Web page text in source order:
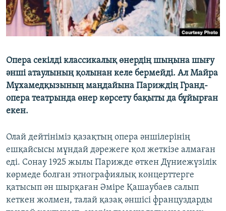
ЖАЗЫЛЫҢЫЗ
Басқа тілдерде
Опера секілді классикалық өнердің шыңына шығу
әнші атаулының қолынан келе бермейді. Ал Майра
Мұхамедқызының маңдайына Париждің Гранд-
опера театрында өнер көрсету бақыты да бұйырған
екен.
Олай дейтініміз қазақтың опера әншілерінің
ешқайсысы мұндай дәрежеге қол жеткізе алмаған
еді. Сонау 1925 жылы Парижде өткен Дүниежүзілік
көрмеде болған этнографиялық концерттерге
қатысып ән шырқаған Әміре Қашаубаев салып
кеткен жолмен, талай қазақ әншісі француздарды